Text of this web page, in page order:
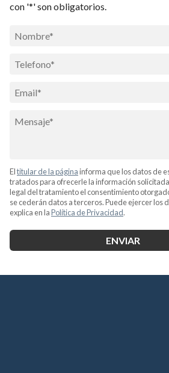
con '*' son obligatorios.
Eltitular de la páginainforma que los datos de
tratados para ofrecerle la información
legal del tratamiento el consentimiento
se cederán datos a terceros. Puede ejercer los
explica en laPolítica de Privacidad.